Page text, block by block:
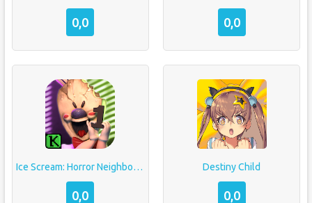
0,0 0,0
Ice Scream: Horror Neighborhood
0,0
Destiny Child
0,0